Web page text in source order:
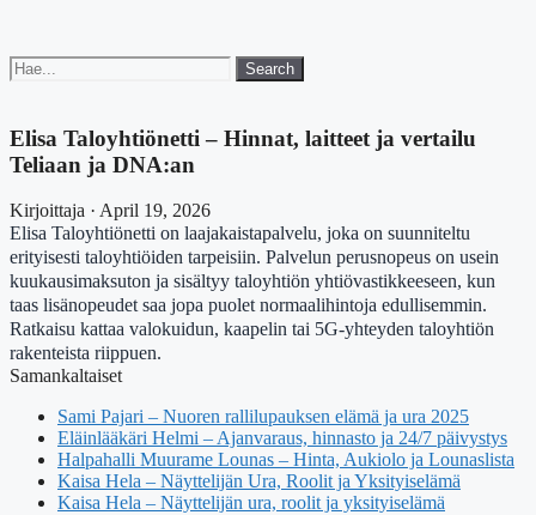
Search
for:
Search
Elisa Taloyhtiönetti – Hinnat, laitteet ja vertailu
Teliaan ja DNA:an
Kirjoittaja · April 19, 2026
Elisa Taloyhtiönetti on laajakaistapalvelu, joka on suunniteltu
erityisesti taloyhtiöiden tarpeisiin. Palvelun perusnopeus on usein
kuukausimaksuton ja sisältyy taloyhtiön yhtiövastikkeeseen, kun
taas lisänopeudet saa jopa puolet normaalihintoja edullisemmin.
Ratkaisu kattaa valokuidun, kaapelin tai 5G-yhteyden taloyhtiön
rakenteista riippuen.
Samankaltaiset
Sami Pajari – Nuoren rallilupauksen elämä ja ura 2025
Eläinlääkäri Helmi – Ajanvaraus, hinnasto ja 24/7 päivystys
Halpahalli Muurame Lounas – Hinta, Aukiolo ja Lounaslista
Kaisa Hela – Näyttelijän Ura, Roolit ja Yksityiselämä
Kaisa Hela – Näyttelijän ura, roolit ja yksityiselämä